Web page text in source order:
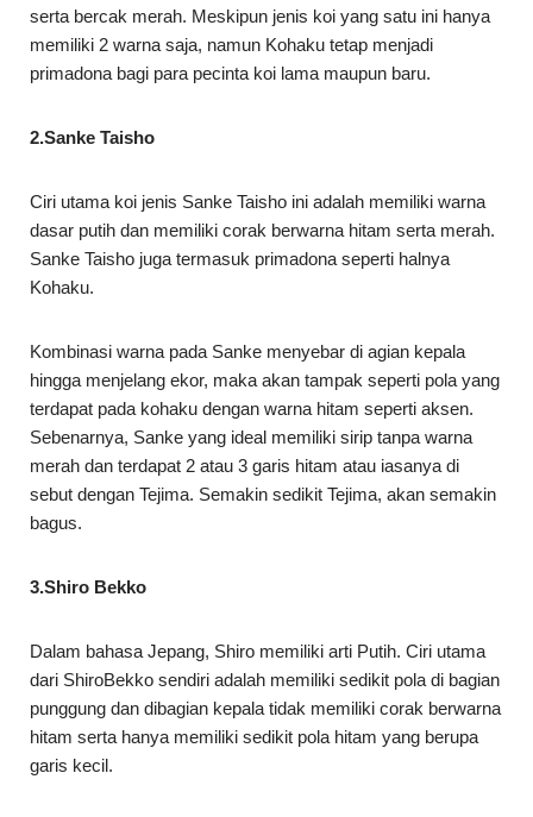
serta bercak merah. Meskipun jenis koi yang satu ini hanya
memiliki 2 warna saja, namun Kohaku tetap menjadi
primadona bagi para pecinta koi lama maupun baru.
2.Sanke Taisho
Ciri utama koi jenis Sanke Taisho ini adalah memiliki warna
dasar putih dan memiliki corak berwarna hitam serta merah.
Sanke Taisho juga termasuk primadona seperti halnya
Kohaku.
Kombinasi warna pada Sanke menyebar di agian kepala
hingga menjelang ekor, maka akan tampak seperti pola yang
terdapat pada kohaku dengan warna hitam seperti aksen.
Sebenarnya, Sanke yang ideal memiliki sirip tanpa warna
merah dan terdapat 2 atau 3 garis hitam atau iasanya di
sebut dengan Tejima. Semakin sedikit Tejima, akan semakin
bagus.
3.Shiro Bekko
Dalam bahasa Jepang, Shiro memiliki arti Putih. Ciri utama
dari ShiroBekko sendiri adalah memiliki sedikit pola di bagian
punggung dan dibagian kepala tidak memiliki corak berwarna
hitam serta hanya memiliki sedikit pola hitam yang berupa
garis kecil.